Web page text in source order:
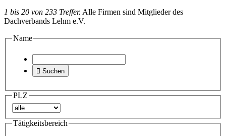
1 bis 20 von 233 Treffer. Alle Firmen sind Mitglieder des
Dachverbands Lehm e.V.
Name
 Suchen
PLZ
Tätigkeitsbereich